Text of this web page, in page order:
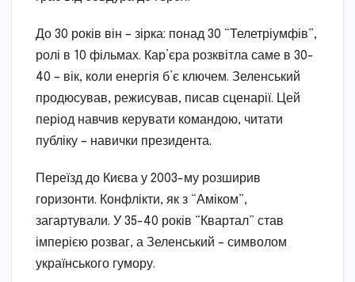
До 30 років він – зірка: понад 30 “Телетріумфів”,
ролі в 10 фільмах. Кар’єра розквітла саме в 30-
40 – вік, коли енергія б’є ключем. Зеленський
продюсував, режисував, писав сценарії. Цей
період навчив керувати командою, читати
публіку – навички президента.
Переїзд до Києва у 2003-му розширив
горизонти. Конфлікти, як з “Аміком”,
загартували. У 35-40 років “Квартал” став
імперією розваг, а Зеленський – символом
українського гумору.